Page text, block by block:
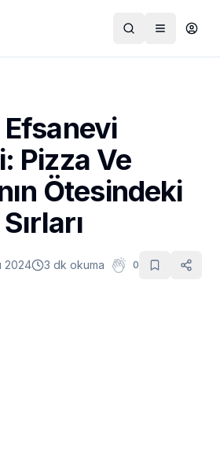
Efsanevi
Pizza Ve
Ötesindeki
2024 3 dk okuma 0